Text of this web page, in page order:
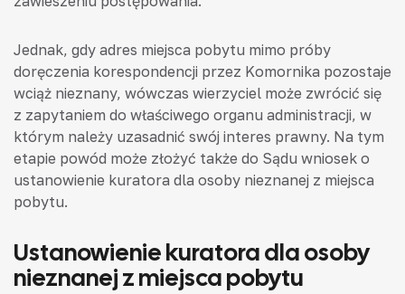
Jednak, gdy adres miejsca pobytu mimo próby
doręczenia korespondencji przez Komornika pozostaje
wciąż nieznany, wówczas wierzyciel może zwrócić się
z zapytaniem do właściwego organu administracji, w
którym należy uzasadnić swój interes prawny. Na tym
etapie powód może złożyć także do Sądu wniosek o
ustanowienie kuratora dla osoby nieznanej z miejsca
pobytu.
Ustanowienie kuratora dla osoby
nieznanej z miejsca pobytu